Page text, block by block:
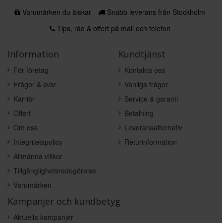
Varumärken du älskar
Snabb leverans från Stockholm
Tips, råd & offert på mail och telefon
Information
För företag
Frågor & svar
Karriär
Offert
Om oss
Integritetspolicy
Allmänna villkor
Tillgänglighetsredogörelse
Varumärken
Kundtjänst
Kontakta oss
Vanliga frågor
Service & garanti
Betalning
Leveransalternativ
Returinformation
Kampanjer och kundbetyg
Aktuella kampanjer